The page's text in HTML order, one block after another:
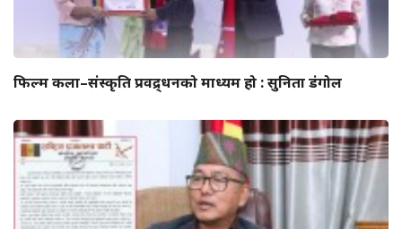
फिल्म कला–संस्कृति प्रवद्र्धनको माध्यम हो : सुनिता डंगोल